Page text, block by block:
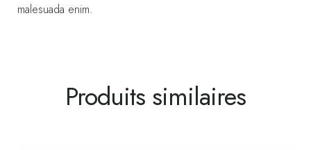
malesuada enim.
Produits similaires